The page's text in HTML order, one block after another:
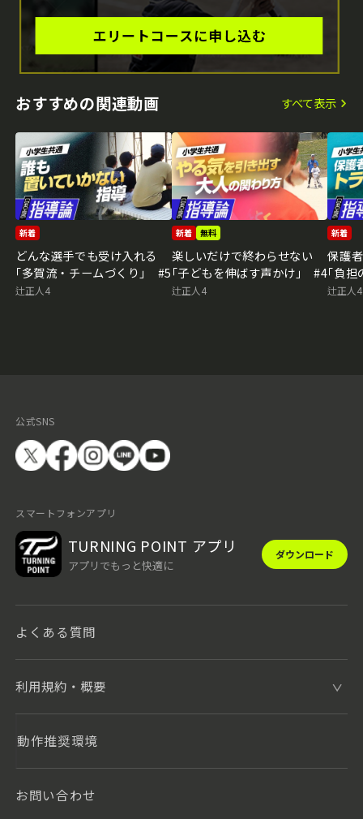
おすすめの関連動画 すべて表示
新着
どんな選手でも受け入れる
｢多賀流・チームづくり｣ #5
辻正人4
新着 無料
楽しいだけで終わらせない
｢子どもを伸ばす声かけ｣ #4
辻正人4
新着
保護
｢負
辻正人4
公式SNS
スマートフォンアプリ
TURNING POINT アプリ
アプリでもっと快適に
ダウンロード
よくある質問
利用規約・概要
動作推奨環境
お問い合わせ